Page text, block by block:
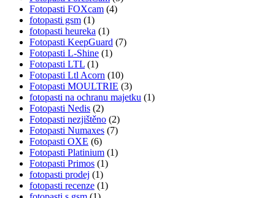
Fotopasti FOXcam (4)
fotopasti gsm (1)
fotopasti heureka (1)
Fotopasti KeepGuard (7)
Fotopasti L-Shine (1)
Fotopasti LTL (1)
Fotopasti Ltl Acorn (10)
Fotopasti MOULTRIE (3)
fotopasti na ochranu majetku (1)
Fotopasti Nedis (2)
Fotopasti nezjištěno (2)
Fotopasti Numaxes (7)
Fotopasti OXE (6)
Fotopasti Platinium (1)
Fotopasti Primos (1)
fotopasti prodej (1)
fotopasti recenze (1)